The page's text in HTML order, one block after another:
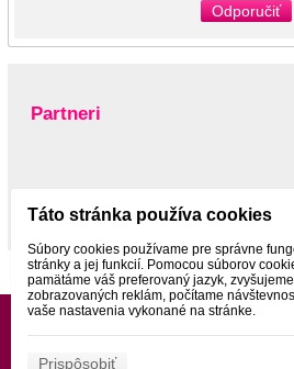
Odporučiť
Partneri
Táto stránka používa cookies
Súbory cookies používame pre správne
stránky a jej funkcií. Pomocou súborov
pamätáme váš preferovaný jazyk,
zobrazovaných reklám, počítame
vaše nastavenia vykonané na stránke.
Prispôsobiť